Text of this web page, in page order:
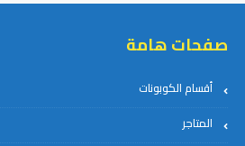
صفحات هامة
أقسام الكوبونات
المتاجر